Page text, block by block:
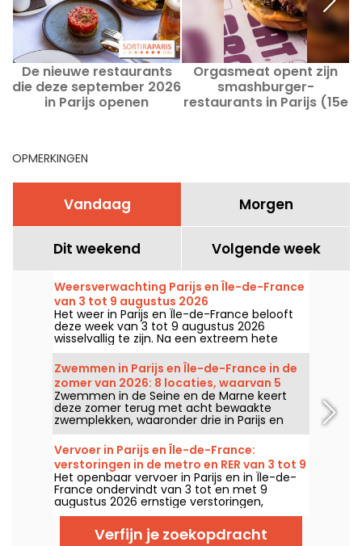
De nieuwe restaurants
die deze september 2026
in Parijs openen
Orgasmeat opent zijn
smashburger-
restaurants in Parijs (15e
OPMERKINGEN
Vandaag Morgen
Dit weekend Volgende week
Weersverwachting Parijs en Île-de-France
van 3 tot 9 augustus 2026
Het weer in Parijs en Île-de-France belooft
deze week van 3 tot 9 augustus 2026
wisselvallig te zijn. Na een extreem hete
maandag met kans op onweer, zullen de
temperaturen geleidelijk dalen voordat het
in het weekend weer warmer en zonniger
wordt.
Zwemmen in Parijs en Île-de-France in de
zomer van 2026: 8 locaties, waarvan 5
gratis langs de Seine en de Marne
Zwemmen in de Seine en de Marne keert
deze zomer terug met acht bewaakte
zwemplekken, waaronder drie in Parijs en
een gloednieuwe plek in Seine-Saint-Denis.
Ze staan vanaf 20 juni klaar voor sommigen
en vanaf 4 juli voor anderen, tot eind
augustus 2026.
Vervoer in Parijs en Île-de-France:
verstoringen in de metro en RER van 3 tot 9
augustus 2026
Het openbaar vervoer in Parijs en in Île-de-
France ondervindt van 3 tot en met 9
augustus 2026 ernstige verstoringen,
doordat de grote zomerwerkzaamheden
sommige lijnen flink treffen, meldt RATP en
Verfijn je zoekopdracht